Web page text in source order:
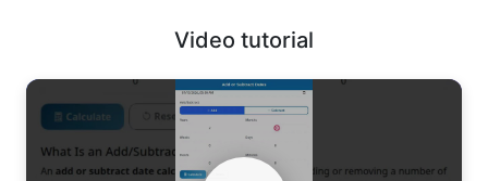
Video tutorial